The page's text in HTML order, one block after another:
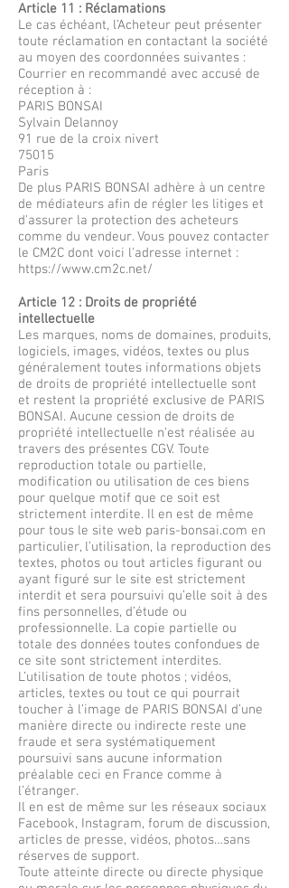
Article 11 : Réclamations
Le cas échéant, l’Acheteur peut présenter
toute réclamation en contactant la société
au moyen des coordonnées suivantes :
Courrier en recommandé avec accusé de
réception à :
PARIS BONSAI
Sylvain Delannoy
91 rue de la croix nivert
75015
Paris
​De plus PARIS BONSAI adhère à un centre
de médiateurs afin de régler les litiges et
d'assurer la protection des acheteurs
comme du vendeur. Vous pouvez contacter
le CM2C dont voici l'adresse internet :
https://www.cm2c.net/
Article 12 : Droits de propriété
intellectuelle
Les marques, noms de domaines, produits,
logiciels, images, vidéos, textes ou plus
généralement toutes informations objets
de droits de propriété intellectuelle sont
et restent la propriété exclusive de PARIS
BONSAI. Aucune cession de droits de
propriété intellectuelle n’est réalisée au
travers des présentes CGV. Toute
reproduction totale ou partielle,
modification ou utilisation de ces biens
pour quelque motif que ce soit est
strictement interdite. Il en est de même
pour tous le site web paris-bonsai.com en
particulier, l’utilisation, la reproduction des
textes, photos ou tout articles figurant ou
ayant figuré sur le site est strictement
interdit et sera poursuivi qu’elle soit à des
fins personnelles, d’étude ou
professionnelle. La copie partielle ou
totale des données toutes confondues de
ce site sont strictement interdites.
L’utilisation de toute photos ; vidéos,
articles, textes ou tout ce qui pourrait
toucher à l’image de PARIS BONSAI d’une
manière directe ou indirecte reste une
fraude et sera systématiquement
poursuivi sans aucune information
préalable ceci en France comme à
l’étranger.
Il en est de même sur les réseaux sociaux
Facebook, Instagram, forum de discussion,
articles de presse, vidéos, photos…sans
réserves de support.
Toute atteinte directe ou directe physique